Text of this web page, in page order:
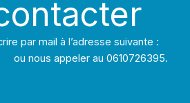
par mail à l’adresse suivante :
ou nous appeler au 0610726395.